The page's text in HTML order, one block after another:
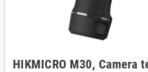
HIKMICRO M30, Camera